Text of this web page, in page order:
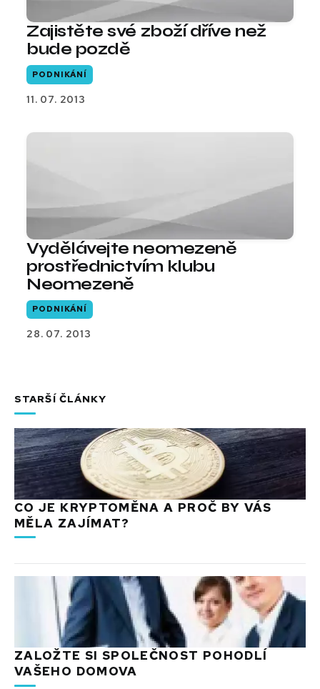
Zajistěte své zboží dříve než
bude pozdě
PODNIKÁNÍ
11. 07. 2013
Vydělávejte neomezeně
prostřednictvím klubu
Neomezeně
PODNIKÁNÍ
28. 07. 2013
STARŠÍ ČLÁNKY
CO JE KRYPTOMĚNA A PROČ BY VÁS
MĚLA ZAJÍMAT?
ZALOŽTE SI SPOLEČNOST POHODLÍ
VAŠEHO DOMOVA